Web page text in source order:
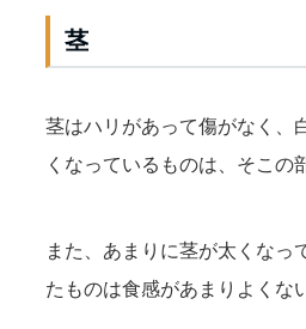
茎
茎はハリがあって傷がなく、
くなっているものは、そこの
また、あまりに茎が太くな
たものは食感があまりよくな